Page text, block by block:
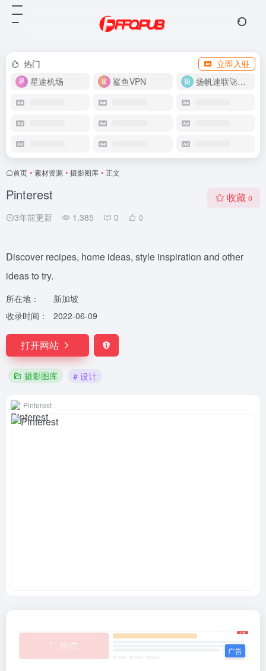
热门
立即入驻
星途机场
鲨鱼VPN 扬帆速联🚀很快
首页 • 素材资源 • 摄影图库 • 正文
Pinterest
3年前更新 1,385 0 0
收藏 0
Discover recipes, home ideas, style inspiration and other
ideas to try.
所在地：
新加坡
收录时间：
2022-06-09
打开网站
摄影图库 # 设计
Pinterest